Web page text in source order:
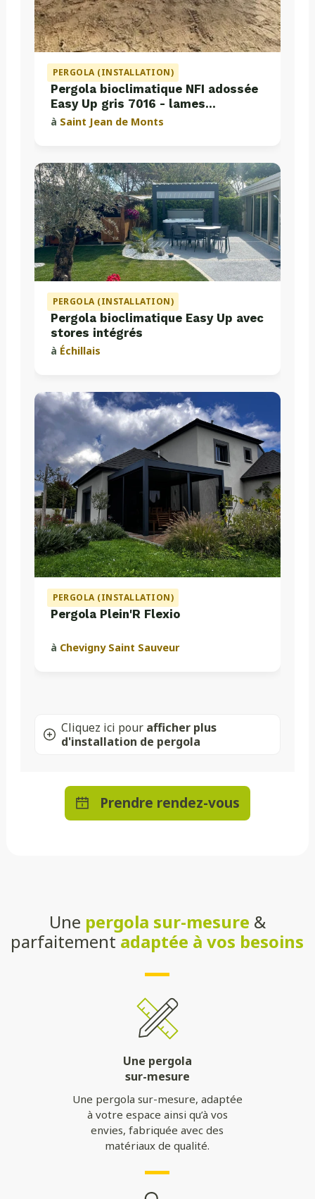
PERGOLA (INSTALLATION)
Pergola bioclimatique NFI adossée
Easy Up gris 7016 - lames
perpendiculaires
à Saint Jean de Monts
PERGOLA (INSTALLATION)
Pergola bioclimatique Easy Up avec
stores intégrés
à Échillais
PERGOLA (INSTALLATION)
Pergola Plein'R Flexio
à Chevigny Saint Sauveur
Cliquez ici pour afficher plus
d'installation de pergola
Prendre rendez-vous
Une pergola sur-mesure &
parfaitement adaptée à vos besoins
Une pergola
sur-mesure
Une pergola sur-mesure, adaptée
à votre espace ainsi qu’à vos
envies, fabriquée avec des
matériaux de qualité.